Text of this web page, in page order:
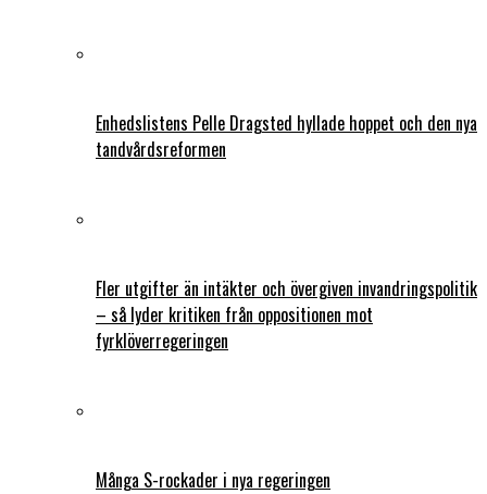
Enhedslistens Pelle Dragsted hyllade hoppet och den nya
tandvårdsreformen
Fler utgifter än intäkter och övergiven invandringspolitik
– så lyder kritiken från oppositionen mot
fyrklöverregeringen
Många S-rockader i nya regeringen